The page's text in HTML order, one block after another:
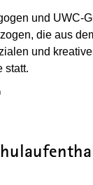
und
die aus
und
statt.
in einem